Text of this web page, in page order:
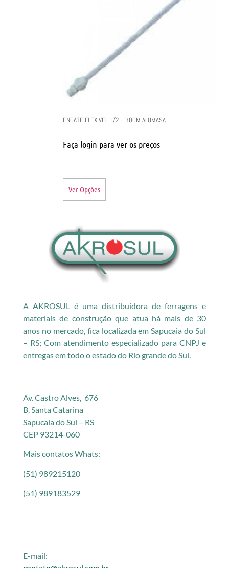
ENGATE FLEXIVEL 1/2 – 30CM ALUMASA
Faça login para ver os preços
Ver Opções
A AKROSUL é uma distribuidora de ferragens e
materiais de construção que atua há mais de 30
anos no mercado, fica localizada em Sapucaia do Sul
– RS; Com atendimento especializado para CNPJ e
entregas em todo o estado do Rio grande do Sul.
Av. Castro Alves, 676
B. Santa Catarina
Sapucaia do Sul – RS
CEP 93214-060
Mais contatos Whats:
(51) 989215120
(51) 989183529
E-mail: